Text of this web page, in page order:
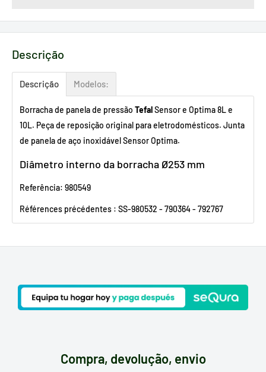
Descrição
Descrição Modelos:
Borracha de panela de pressão TefalSensor e Optima 8L e
10L. Peça de reposição original para eletrodomésticos. Junta
de panela de aço inoxidável Sensor Optima.
Diâmetro interno da borracha Ø253 mm
Referência: 980549
Références précédentes : SS-980532 - 790364 - 792767
Compra, devolução, envio